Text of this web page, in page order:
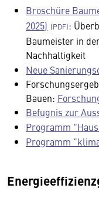
Broschüre
2025)
:
Baumeister in
Nachhaltigkeit
Neue
Bauen:
Befugnis zur
Programm
Programm